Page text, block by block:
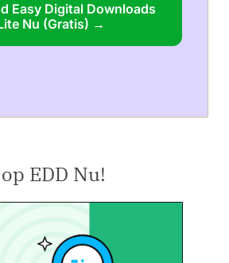
Easy Digital Downloads
Nu (Gratis) →
EDD Nu!